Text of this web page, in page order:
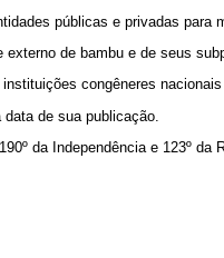
públicas e privadas
de bambu e de seus
congêneres
de sua publicação.
da Independência e 123º da